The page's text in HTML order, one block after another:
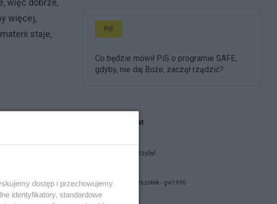
więc dobrze,
więcej,
staje,
PiS
Co będzie mówił PiS o programie SAFE,
gdyby, nie daj Boże, zaczął rządzić?
Blogi na ten temat
Krzysztof Przybyl
Grzegorz Wszołek - gw1990
dostęp i przechowujemy
identyfikatory, standardowe